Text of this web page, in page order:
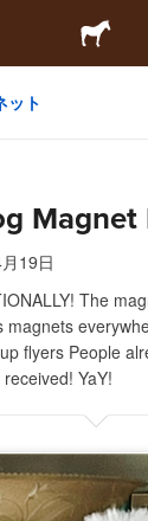
ット
Magnet
19日
The
magnets
flyers People
YaY!